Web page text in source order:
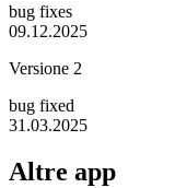
bug fixes
09.12.2025
Versione 2
bug fixed
31.03.2025
Altre app